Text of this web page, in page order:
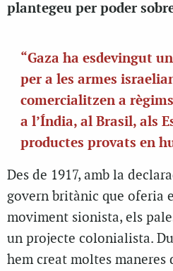
plantegeu per poder
“Gaza ha esdevingut
per a les armes
comercialitzen a
a l’Índia, al Brasil, als
productes provats en
Des de 1917, amb la
govern britànic que oferia
moviment sionista, els
un projecte colonialista.
hem creat moltes